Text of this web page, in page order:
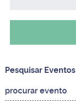
Pesquisar Eventos